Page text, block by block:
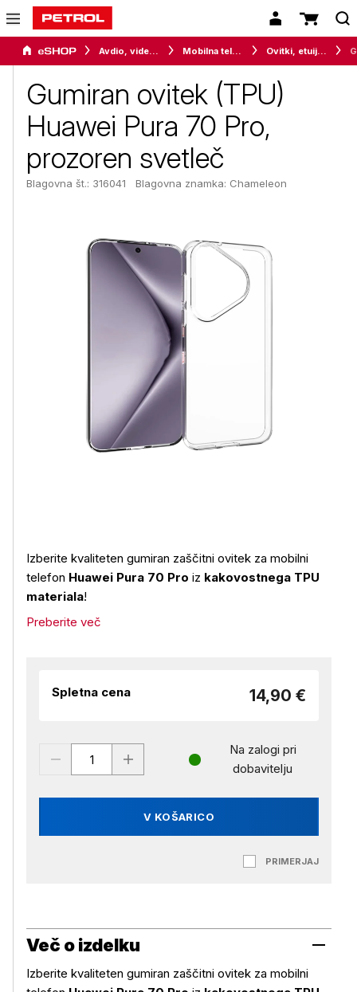
Avdio, video in telefonija Mobilna telefonija Ovitki, etuiji, torbice in držala
Gumiran ovitek (TPU)
Huawei Pura 70 Pro,
prozoren svetleč
Blagovna št.: 316041 Blagovna znamka: Chameleon
Izberite kvaliteten gumiran zaščitni ovitek za mobilni
telefon Huawei Pura 70 Pro iz kakovostnega TPU
materiala!
Preberite več
Spletna cena 14,90 €
V KOŠARICO
Na zalogi pri
dobavitelju
PRIMERJAJ
Več o izdelku
Izberite kvaliteten gumiran zaščitni ovitek za mobilni